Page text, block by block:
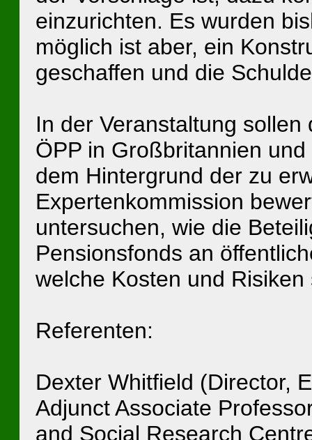
einzurichten. Es wurden
möglich ist aber, ein
geschaffen und die
In der Veranstaltung
ÖPP in Großbritannien
dem Hintergrund der zu
Expertenkommission
untersuchen, wie die
Pensionsfonds an
welche Kosten und
Referenten:
Dexter Whitfield (Director,
Adjunct Associate
and Social Research